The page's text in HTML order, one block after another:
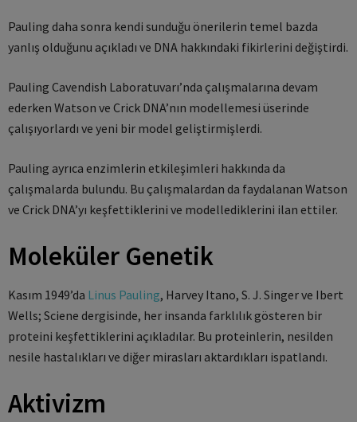
Pauling daha sonra kendi sunduğu önerilerin temel bazda
yanlış olduğunu açıkladı ve DNA hakkındaki fikirlerini değiştirdi.
Pauling Cavendish Laboratuvarı’nda çalışmalarına devam
ederken Watson ve Crick DNA’nın modellemesi üserinde
çalışıyorlardı ve yeni bir model geliştirmişlerdi.
Pauling ayrıca enzimlerin etkileşimleri hakkında da
çalışmalarda bulundu. Bu çalışmalardan da faydalanan Watson
ve Crick DNA’yı keşfettiklerini ve modellediklerini ilan ettiler.
Moleküler Genetik
Kasım 1949’da Linus Pauling, Harvey Itano, S. J. Singer ve Ibert
Wells; Sciene dergisinde, her insanda farklılık gösteren bir
proteini keşfettiklerini açıkladılar. Bu proteinlerin, nesilden
nesile hastalıkları ve diğer mirasları aktardıkları ispatlandı.
Aktivizm